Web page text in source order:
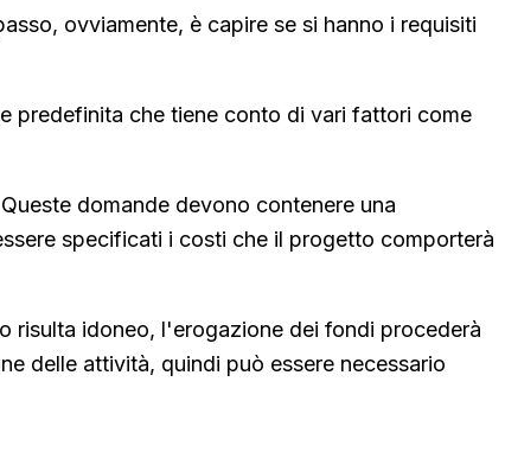
ovviamente, è capire se si hanno i requisiti
predefinita che tiene conto di vari fattori come
domande devono contenere una
specificati i costi che il progetto comporterà
risulta idoneo, l'erogazione dei fondi procederà
delle attività, quindi può essere necessario